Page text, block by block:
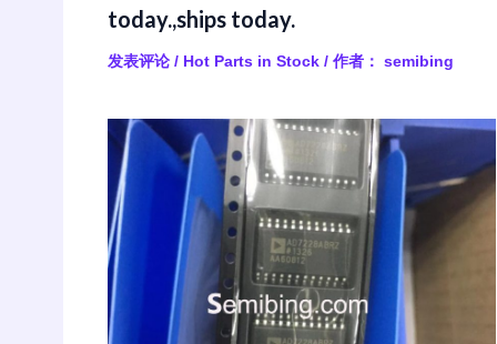
today.,ships today.
发表评论 / Hot Parts in Stock/ 作者： semibing